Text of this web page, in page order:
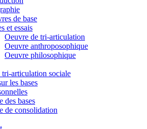
de base
et essais
Oeuvre de tri-articulation
Oeuvre anthroposophique
Oeuvre philosophique
tri-articulation sociale
les bases
des bases
de consolidation